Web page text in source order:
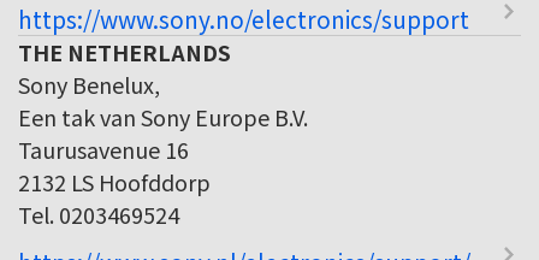
https://www.sony.no/electronics/support
THE NETHERLANDS
Sony Benelux,
Een tak van Sony Europe B.V.
Taurusavenue 16
2132 LS Hoofddorp
Tel. 0203469524